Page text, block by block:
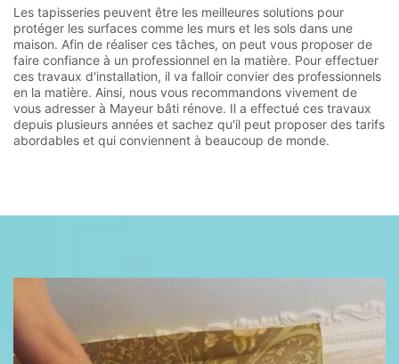
Les tapisseries peuvent être les meilleures solutions pour
protéger les surfaces comme les murs et les sols dans une
maison. Afin de réaliser ces tâches, on peut vous proposer de
faire confiance à un professionnel en la matière. Pour effectuer
ces travaux d'installation, il va falloir convier des professionnels
en la matière. Ainsi, nous vous recommandons vivement de
vous adresser à Mayeur bâti rénove. Il a effectué ces travaux
depuis plusieurs années et sachez qu'il peut proposer des tarifs
abordables et qui conviennent à beaucoup de monde.